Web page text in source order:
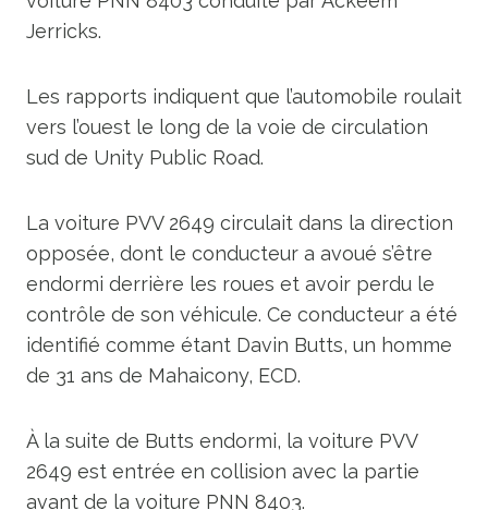
Jerricks.
Les rapports indiquent que l’automobile roulait
vers l’ouest le long de la voie de circulation
sud de Unity Public Road.
La voiture PVV 2649 circulait dans la direction
opposée, dont le conducteur a avoué s’être
endormi derrière les roues et avoir perdu le
contrôle de son véhicule. Ce conducteur a été
identifié comme étant Davin Butts, un homme
de 31 ans de Mahaicony, ECD.
À la suite de Butts endormi, la voiture PVV
2649 est entrée en collision avec la partie
avant de la voiture PNN 8403.